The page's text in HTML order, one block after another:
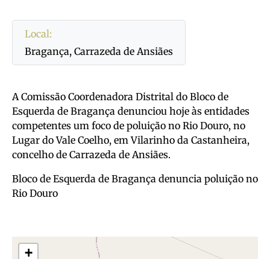
Local:
Bragança, Carrazeda de Ansiães
A Comissão Coordenadora Distrital do Bloco de
Esquerda de Bragança denunciou hoje às entidades
competentes um foco de poluição no Rio Douro, no
Lugar do Vale Coelho, em Vilarinho da Castanheira,
concelho de Carrazeda de Ansiães.
Bloco de Esquerda de Bragança denuncia poluição no
Rio Douro